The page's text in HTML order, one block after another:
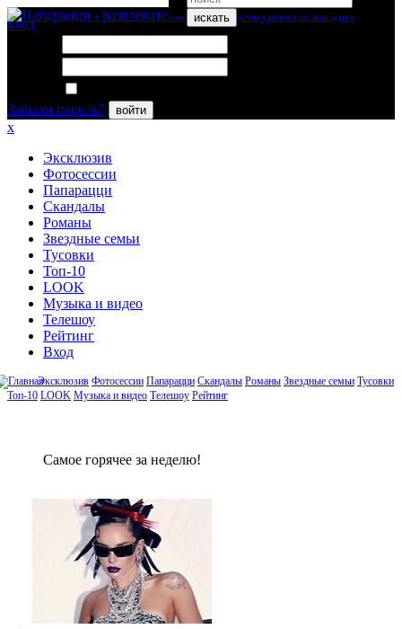
искать
вход
Забыли пароль?
войти
x
Эксклюзив
Фотосессии
Папарацци
Скандалы
Романы
Звездные семьи
Тусовки
Топ-10
LOOK
Музыка и видео
Телешоу
Рейтинг
Вход
Эксклюзив Фотосессии Папарацци Скандалы Романы Звездные семьи Тусовки
Топ-10 LOOK Музыка и видео Телешоу Рейтинг
Сaмое гoрячее за неделю!